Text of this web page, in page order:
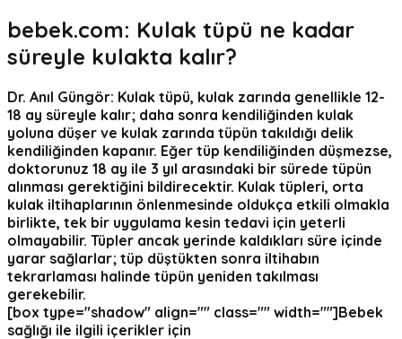
bebek.com: Kulak tüpü ne kadar
süreyle kulakta kalır?
Dr. Anıl Güngör: Kulak tüpü, kulak zarında genellikle 12-
18 ay süreyle kalır; daha sonra kendiliğinden kulak
yoluna düşer ve kulak zarında tüpün takıldığı delik
kendiliğinden kapanır. Eğer tüp kendiliğinden düşmezse,
doktorunuz 18 ay ile 3 yıl arasındaki bir sürede tüpün
alınması gerektiğini bildirecektir. Kulak tüpleri, orta
kulak iltihaplarının önlenmesinde oldukça etkili olmakla
birlikte, tek bir uygulama kesin tedavi için yeterli
olmayabilir. Tüpler ancak yerinde kaldıkları süre içinde
yarar sağlarlar; tüp düştükten sonra iltihabın
tekrarlaması halinde tüpün yeniden takılması
gerekebilir.
[box type="shadow" align="" class="" width=""]Bebek
sağlığı ile ilgili içerikler için